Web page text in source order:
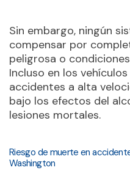
Sin embargo, ningún
compensar por
peligrosa o
Incluso en los
accidentes a alta
bajo los efectos del
lesiones mortales.
Riesgo de muerte en
Washington